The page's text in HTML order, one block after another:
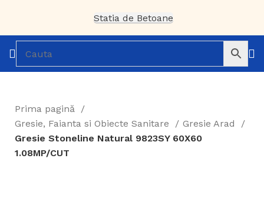
Statia de Betoane
Prima pagină
Gresie, Faianta si Obiecte Sanitare
Gresie Arad
Gresie Stoneline Natural 9823SY 60X60
1.08MP/CUT